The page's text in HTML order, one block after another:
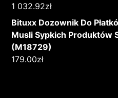
1 032.92zł
Bituxx Dozownik Do
Musli Sypkich Produktów
(M18729)
179.00zł